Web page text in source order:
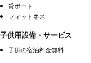
貸ボート
フィットネス
子供用設備・サービス
子供の宿泊料金無料